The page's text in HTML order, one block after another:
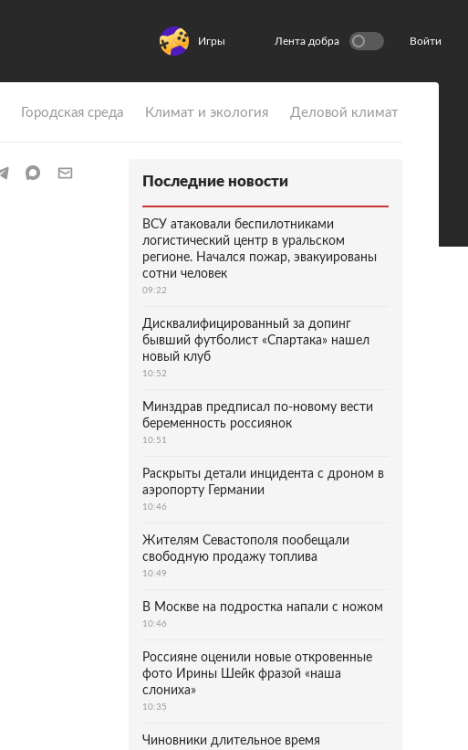
Игры Лента добра Войти
Городская среда Климат и экология Деловой климат
Последние новости
ВСУ атаковали беспилотниками
логистический центр в уральском
регионе. Начался пожар, эвакуированы
сотни человек
09:22
Дисквалифицированный за допинг
бывший футболист «Спартака» нашел
новый клуб
10:52
Минздрав предписал по-новому вести
беременность россиянок
10:51
Раскрыты детали инцидента с дроном в
аэропорту Германии
10:46
Жителям Севастополя пообещали
свободную продажу топлива
10:49
В Москве на подростка напали с ножом
10:46
Россияне оценили новые откровенные
фото Ирины Шейк фразой «наша
слониха»
10:35
Чиновники длительное время